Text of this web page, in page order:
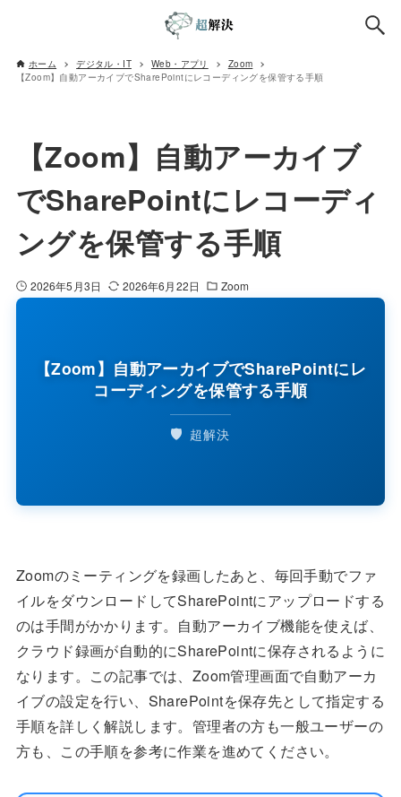
ホーム デジタル・IT Web・アプリ
Zoom
【Zoom】自動アーカイブでSharePointにレコーディングを保管する手順
【Zoom】自動アーカイブ
でSharePointにレコーディ
ングを保管する手順
2026年5月3日 2026年6月22日 Zoom
【Zoom】自動アーカイブでSharePointにレ
コーディングを保管する手順
🛡️ 超解決
Zoomのミーティングを録画したあと、毎回手動でファ
イルをダウンロードしてSharePointにアップロードする
のは手間がかかります。自動アーカイブ機能を使えば、
クラウド録画が自動的にSharePointに保存されるように
なります。この記事では、Zoom管理画面で自動アーカ
イブの設定を行い、SharePointを保存先として指定する
手順を詳しく解説します。管理者の方も一般ユーザーの
方も、この手順を参考に作業を進めてください。